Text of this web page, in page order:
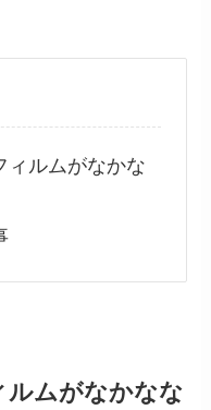
ィルムがなかな
ルムがなかなな